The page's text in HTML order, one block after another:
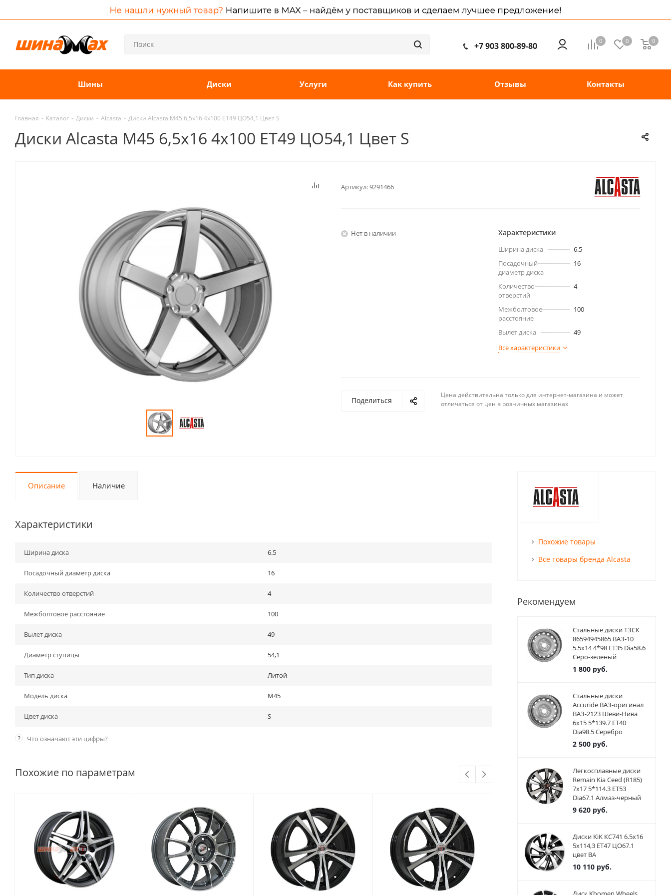
0 0 0
+7 903 800-89-80
Шины Диски Услуги Как купить Отзывы Контакты
Главная - Каталог - Диски - Alcasta - Диски Alcasta M45 6,5x16 4x100 ET49 ЦО54,1 Цвет S
Диски Alcasta M45 6,5x16 4x100 ET49 ЦО54,1 Цвет S
Артикул:9291466
Нет в наличии Характеристики
Ширина диска
6.5
Посадочный
диаметр диска
16
Количество
отверстий
4
Межболтовое
расстояние
100
Вылет диска
49
Все характеристики
Поделиться
Цена действительна только для интернет-магазина и может
отличаться от цен в розничных магазинах
Описание Наличие
Характеристики
Ширина диска 6.5
Посадочный диаметр диска 16
Количество отверстий 4
Межболтовое расстояние 100
Вылет диска 49
Диаметр ступицы 54,1
Тип диска Литой
Модель диска M45
Цвет диска S
? Что означают эти цифры?
Похожие по параметрам
Похожие товары
Все товары бренда Alcasta
Рекомендуем
Стальные диски ТЗСК
86594945865 ВАЗ-10
5.5x14 4*98 ET35 Dia58.6
Серо-зеленый
1 800руб.
Стальные диски
Accuride ВАЗ-оригинал
ВАЗ-2123 Шеви-Нива
6x15 5*139.7 ET40
Dia98.5 Серебро
2 500руб.
Легкосплавные диски
Remain Kia Ceed (R185)
7x17 5*114.3 ET53
Dia67.1 Алмаз-черный
9 620руб.
Диски KiK КС741 6.5x16
5x114,3 ET47 ЦО67.1
цвет BA
10 110руб.